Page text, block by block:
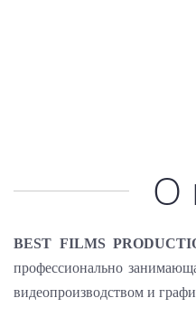
О
BEST FILMS
профессионально
видеопроизводством и